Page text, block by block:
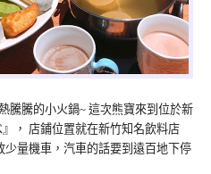
騰的小火鍋~ 這次熊寶來到位於新
， 店鋪位置就在新竹知名飲料店
少量機車，汽車的話要到遠百地下停